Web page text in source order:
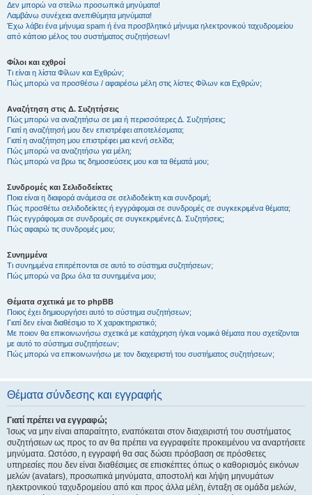
Δεν μπορώ να στείλω προσωπικά μηνύματα!
Λαμβάνω συνέχεια ανεπιθύμητα μηνύματα!
Έχω λάβει ένα μήνυμα spam ή ένα προσβλητικό μήνυμα ηλεκτρονικού ταχυδρομείου
από κάποιο μέλος του συστήματος συζητήσεων!
Φίλοι και εχθροί
Τι είναι η λίστα Φίλων και Εχθρών;
Πώς μπορώ να προσθέσω / αφαιρέσω μέλη στις λίστες Φίλων και Εχθρών;
Αναζήτηση στις Δ. Συζητήσεις
Πώς μπορώ να αναζητήσω σε μια ή περισσότερες Δ. Συζητήσεις;
Γιατί η αναζήτησή μου δεν επιστρέφει αποτελέσματα;
Γιατί η αναζήτηση μου επιστρέφει μια κενή σελίδα;
Πώς μπορώ να αναζητήσω για μέλη;
Πώς μπορώ να βρω τις δημοσιεύσεις μου και τα θέματά μου;
Συνδρομές και Σελιδοδείκτες
Ποια είναι η διαφορά ανάμεσα σε σελιδοδείκτη και συνδρομή;
Πώς προσθέτω σελιδοδείκτες ή εγγράφομαι σε συνδρομές σε συγκεκριμένα θέματα;
Πώς εγγράφομαι σε συνδρομές σε συγκεκριμένες Δ. Συζητήσεις;
Πώς αφαιρώ τις συνδρομές μου;
Συνημμένα
Τι συνημμένα επιτρέπονται σε αυτό το σύστημα συζητήσεων;
Πώς μπορώ να βρω όλα τα συνημμένα μου;
Θέματα σχετικά με το phpBB
Ποιος έχει δημιουργήσει αυτό το σύστημα συζητήσεων;
Γιατί δεν είναι διαθέσιμο το Χ χαρακτηριστικό;
Με ποιον θα επικοινωνήσω σχετικά με κατάχρηση ή/και νομικά θέματα που σχετίζονται
με αυτό το σύστημα συζητήσεων;
Πώς μπορώ να επικοινωνήσω με τον διαχειριστή του συστήματος συζητήσεων;
Θέματα σύνδεσης και εγγραφής
Γιατί πρέπει να εγγραφώ;
Ίσως να μην είναι απαραίτητο, εναπόκειται στον διαχειριστή του συστήματος
συζητήσεων ως προς το αν θα πρέπει να εγγραφείτε προκειμένου να αναρτήσετε
μηνύματα. Ωστόσο, η εγγραφή θα σας δώσει πρόσβαση σε πρόσθετες
υπηρεσίες που δεν είναι διαθέσιμες σε επισκέπτες όπως ο καθορισμός εικόνων
μελών (avatars), προσωπικά μηνύματα, αποστολή και λήψη μηνυμάτων
ηλεκτρονικού ταχυδρομείου από και προς άλλα μέλη, ένταξη σε ομάδα μελών,